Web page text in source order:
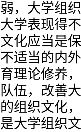
弱，大学组
大学表现得
文化应当是
不适当的内
育理论修养
队伍，改善
的组织文化
是大学组织